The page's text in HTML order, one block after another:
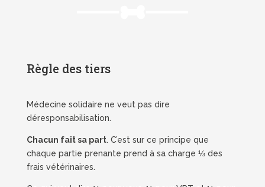
Règle des tiers
Médecine solidaire ne veut pas dire
déresponsabilisation.
Chacun fait sa part. C’est sur ce principe que
chaque partie prenante prend à sa charge ⅓ des
frais vétérinaires.